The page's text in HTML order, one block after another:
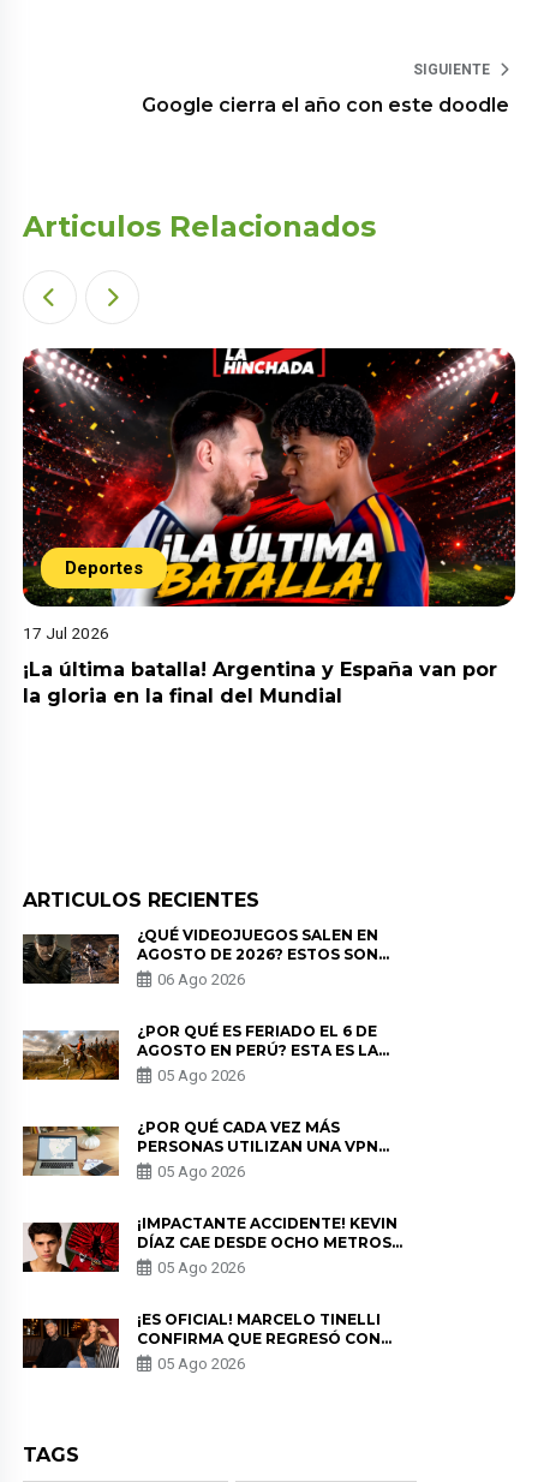
SIGUIENTE
Google cierra el año con este doodle
Articulos Relacionados
Deportes
17 Jul 2026
¡La última batalla! Argentina y España van por
la gloria en la final del Mundial
ARTICULOS RECIENTES
¿QUÉ VIDEOJUEGOS SALEN EN
AGOSTO DE 2026? ESTOS SON
LOS ESTRENOS MÁS ESPERADOS
06 Ago 2026
¿POR QUÉ ES FERIADO EL 6 DE
AGOSTO EN PERÚ? ESTA ES LA
HISTORIA
05 Ago 2026
¿POR QUÉ CADA VEZ MÁS
PERSONAS UTILIZAN UNA VPN
PARA PROTEGER SU
PRIVACIDAD?
05 Ago 2026
¡IMPACTANTE ACCIDENTE! KEVIN
DÍAZ CAE DESDE OCHO METROS
EN “ESTO ES GUERRA” Y GENERA
PREOCUPACIÓN
05 Ago 2026
¡ES OFICIAL! MARCELO TINELLI
CONFIRMA QUE REGRESÓ CON
MILETT FIGUEROA: “EL AMOR
PUDO MÁS”
05 Ago 2026
TAGS